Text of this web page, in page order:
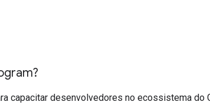
capacitar desenvolvedores no ecossistema do